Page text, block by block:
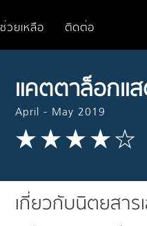
ช่วยเหลือ ติดต่อ
แคตตาล็อกแ
April - May 2019
เกี่ยวกับนิตยสาร